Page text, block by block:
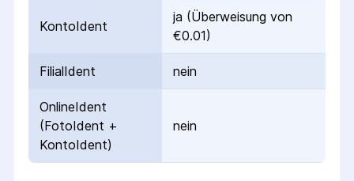
KontoIdent
ja (Überweisung von
€0.01)
FilialIdent nein
OnlineIdent
(FotoIdent +
KontoIdent)
nein